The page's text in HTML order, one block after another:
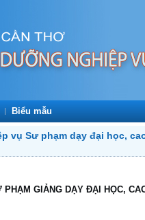
Biểu mẫu
vụ Sư phạm dạy đại học,
PHẠM GIẢNG DẠY ĐẠI HỌC,